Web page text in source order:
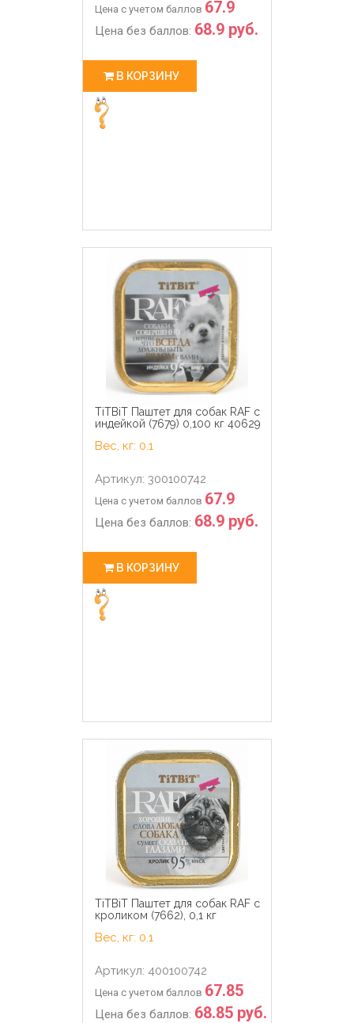
Цена с учетом баллов 67.9
Цена без баллов: 68.9 руб.
В КОРЗИНУ
TiTBiT Паштет для собак RAF с
индейкой (7679) 0,100 кг 40629
Вес, кг: 0.1
Артикул: 300100742
Цена с учетом баллов 67.9
Цена без баллов: 68.9 руб.
В КОРЗИНУ
TiTBiT Паштет для собак RAF с
кроликом (7662), 0,1 кг
Вес, кг: 0.1
Артикул: 400100742
Цена с учетом баллов 67.85
Цена без баллов: 68.85 руб.